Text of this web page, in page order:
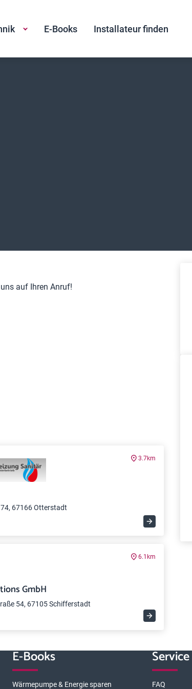
E-Books Installateur finden
auf Ihren Anruf!
3.7km
67166 Otterstadt
6.1km
GmbH
54, 67105 Schifferstadt
E-Books
Wärmepumpe & Energie sparen
Service
FAQ